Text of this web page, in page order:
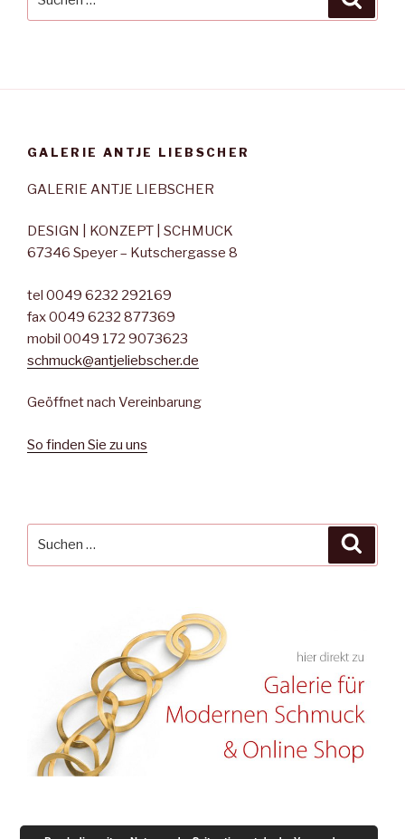
GALERIE ANTJE LIEBSCHER
GALERIE ANTJE LIEBSCHER
DESIGN | KONZEPT | SCHMUCK
67346 Speyer – Kutschergasse 8
tel 0049 6232 292169
fax 0049 6232 877369
mobil 0049 172 9073623
schmuck@antjeliebscher.de
Geöffnet nach Vereinbarung
So finden Sie zu uns